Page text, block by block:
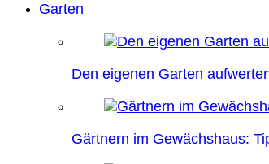
Garten
Den eigenen Garten
Gärtnern im Gewächshaus: